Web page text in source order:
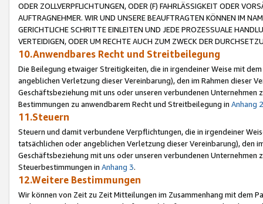
ODER ZOLLVERPFLICHTUNGEN, ODER (F) FAHRLÄSSIGKEIT ODER
AUFTRAGNEHMER. WIR UND UNSERE BEAUFTRAGTEN KÖNNEN IM
GERICHTLICHE SCHRITTE EINLEITEN UND JEDE PROZESSUALE
VERTEIDIGEN, ODER UM RECHTE AUCH ZUM ZWECK DER
10.Anwendbares Recht und Streitbeilegung
Die Beilegung etwaiger Streitigkeiten, die in irgendeiner Weise mit
angeblichen Verletzung dieser Vereinbarung), den im Rahmen dieser
Geschäftsbeziehung mit uns oder unseren verbundenen
Bestimmungen zu anwendbarem Recht und Streitbeilegung in Anhang 2
11.Steuern
Steuern und damit verbundene Verpflichtungen, die in irgendeiner
tatsächlichen oder angeblichen Verletzung dieser Vereinbarung), den
Geschäftsbeziehung mit uns oder unseren verbundenen
Steuerbestimmungen in Anhang 3.
12.Weitere Bestimmungen
Wir können von Zeit zu Zeit Mitteilungen im Zusammenhang mit dem